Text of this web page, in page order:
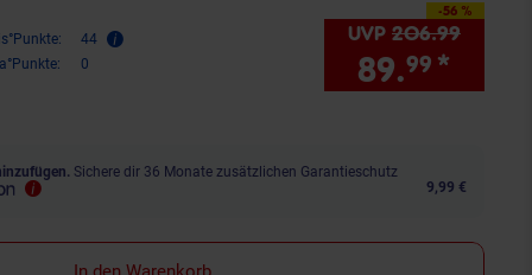
44
0
-56 %
Sie Sparen 56 Prozent,
UVP 206.99
89.99 *
Sichere dir 36 Monate zusätzlichen Garantieschutz
9,99 €